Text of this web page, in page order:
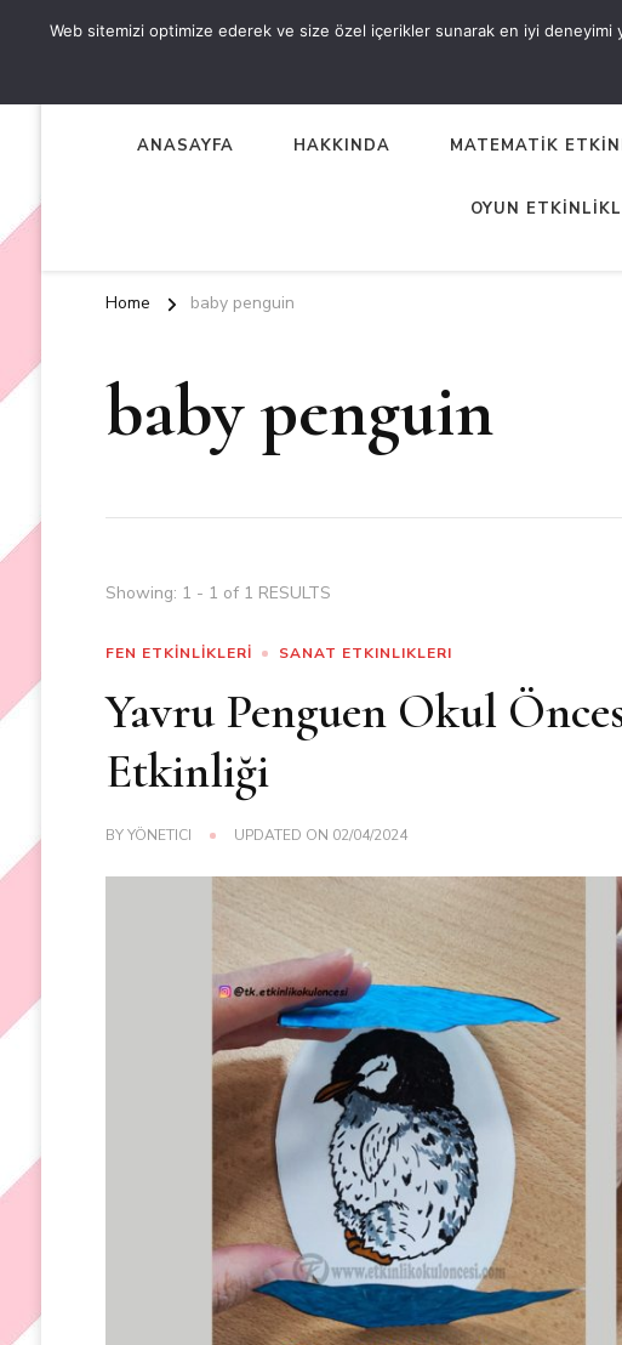
OKUL ÖNCESİ ETKİNLİKLER
ANASAYFA HAKKINDA MATEMATİK
OYUN
Home baby penguin
baby penguin
Showing: 1 - 1 of 1 RESULTS
FEN ETKİNLİKLERİ SANAT ETKINLIKLERI
Yavru Penguen Okul
Etkinliği
BYYÖNETICI UPDATED ON 02/04/2024
Web sitemizi optimize ederek ve size özel içerikler sunarak en iyi deneyimi